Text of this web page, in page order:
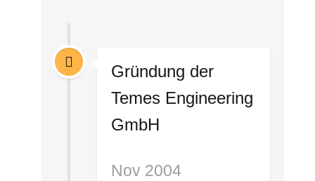
Gründung der
Temes Engineering
GmbH
Nov 2004